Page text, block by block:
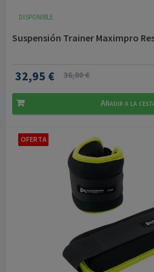
DISPONIBLE
Suspensión Trainer Maximpro
32,95 € 36,00 €
Añadir a la
OFERTA